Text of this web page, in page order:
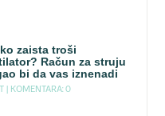
zaista troši
Račun za struju
bi da vas iznenadi
| KOMENTARA: 0